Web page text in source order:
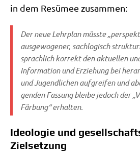
in dem Resü­mee zusammen:
Der neue Lehr­plan müss­te
aus­ge­wo­ge­ner, sach­lo­gisch
sprach­lich kor­rekt den aktu­el­len
Infor­ma­ti­on und Erzie­hung bei
und Jugend­li­chen auf­grei­fen und
gen­den Fas­sung blei­be jedoch der
Fär­bung“ erhalten.
Ideologie und
Zielsetzung